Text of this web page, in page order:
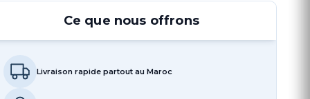
Ce que nous offrons
Livraison rapide partout au Maroc